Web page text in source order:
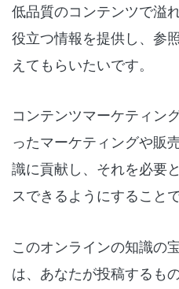
低品質のコンテンツで溢
役立つ情報を提供し、参
えてもらいたいです。
コンテンツマーケティン
ったマーケティングや販
識に貢献し、それを必要
スできるようにすること
このオンラインの知識の
は、あなたが投稿するも